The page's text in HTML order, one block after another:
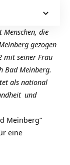
Menschen, die
gezogen
mit seiner Frau
Bad Meinberg.
als national
und
Meinberg“
eine